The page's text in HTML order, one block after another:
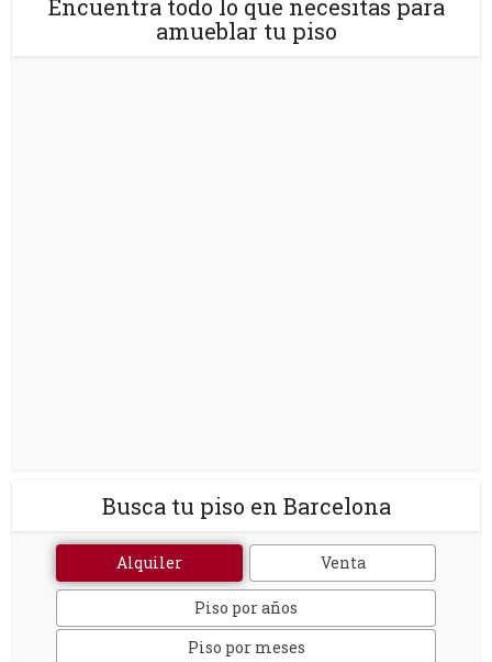
Encuentra todo lo que necesitas para
amueblar tu piso
Busca tu piso en Barcelona
Alquiler Venta
Piso por años
Piso por meses